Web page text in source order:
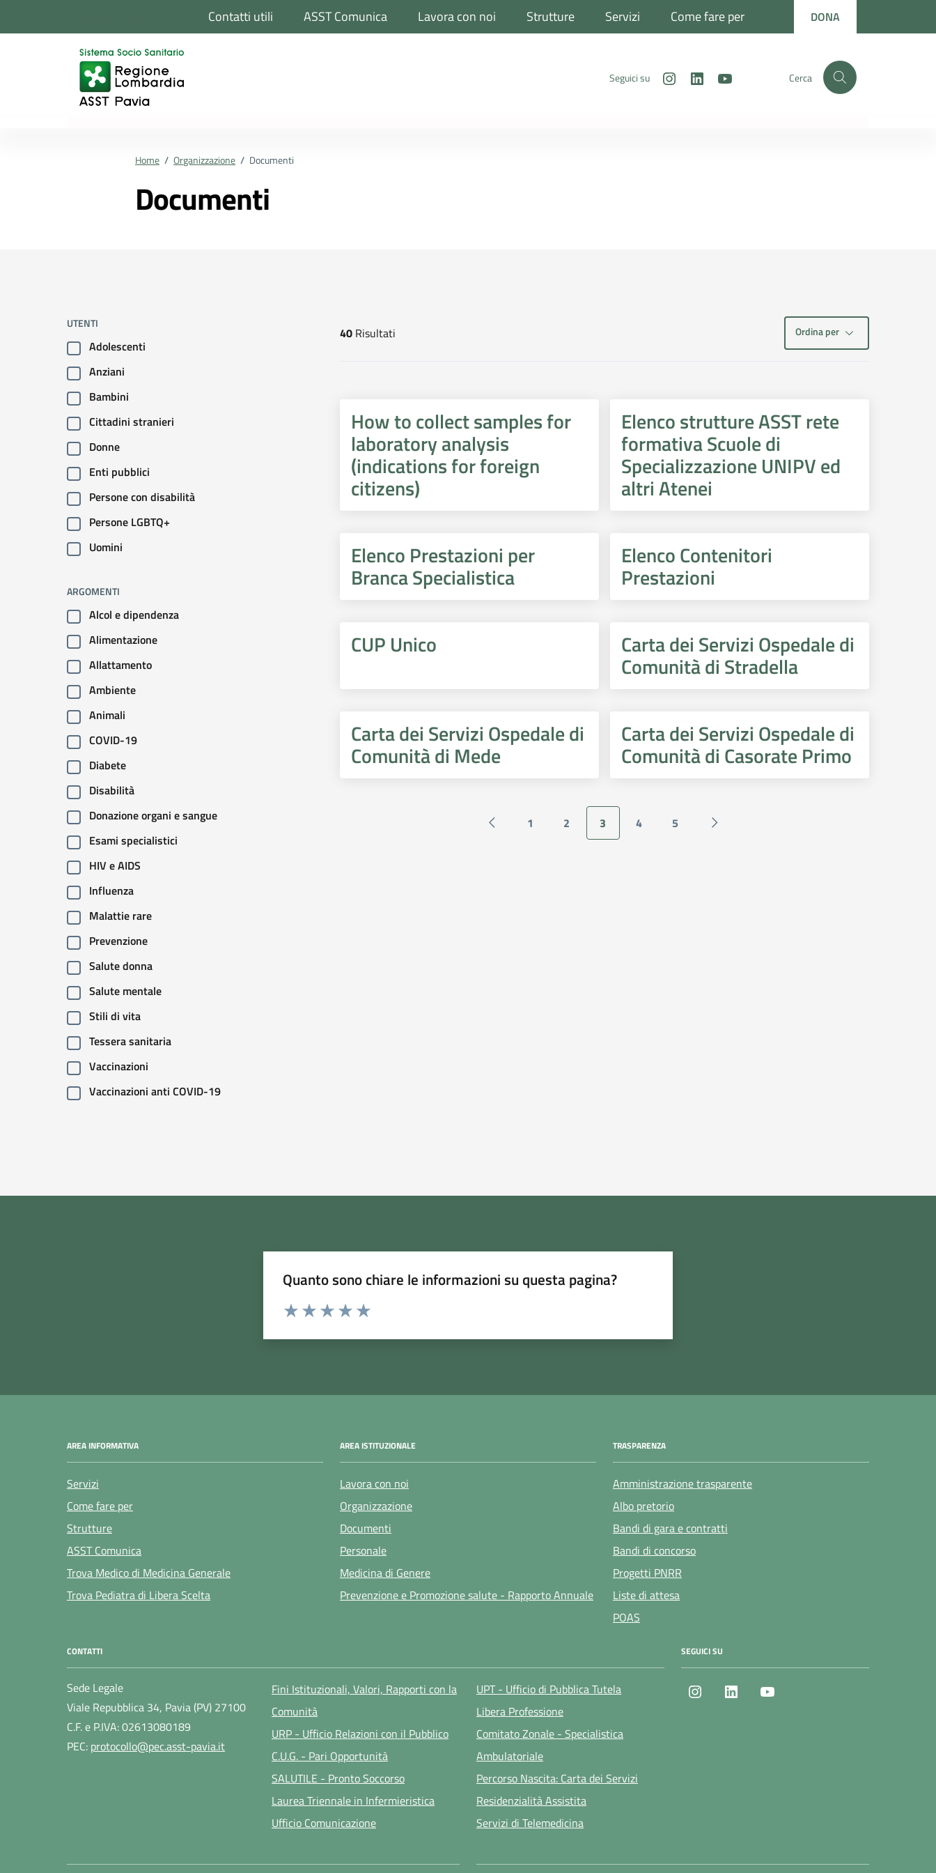
Contatti utili ASST Comunica Lavora con noi Strutture Servizi Come fare per DONA
Seguici su Instagram
LinkedIn Cerca
Home / Organizzazione / Documenti
Documenti
filtri da applicare
UTENTI
Adolescenti
Anziani
Bambini
Cittadini stranieri
Donne
Enti pubblici
Persone con disabilità
Persone LGBTQ+
Uomini
ARGOMENTI
Alcol e dipendenza
Alimentazione
Allattamento
Ambiente
Animali
COVID-19
Diabete
Disabilità
Donazione organi e sangue
Esami specialistici
HIV e AIDS
Influenza
Malattie rare
Prevenzione
Salute donna
Salute mentale
Stili di vita
Tessera sanitaria
Vaccinazioni
Vaccinazioni anti COVID-19
risultati di ricerca
40 Risultati Ordina per
How to collect samples for
laboratory analysis
(indications for foreign
citizens)
Elenco strutture ASST rete
formativa Scuole di
Specializzazione UNIPV ed
altri Atenei
Elenco Prestazioni per
Branca Specialistica
Elenco Contenitori
Prestazioni
CUP Unico Carta dei Servizi Ospedale di
Comunità di Stradella
Carta dei Servizi Ospedale di
Comunità di Mede
Carta dei Servizi Ospedale di
Comunità di Casorate Primo
1 2 3 4 5
Quanto sono chiare le informazioni su questa pagina?
Rating:
AREA INFORMATIVA
Servizi
Come fare per
Strutture
ASST Comunica
Trova Medico di Medicina Generale
Trova Pediatra di Libera Scelta
AREA ISTITUZIONALE
Lavora con noi
Organizzazione
Documenti
Personale
Medicina di Genere
Prevenzione e Promozione salute - Rapporto Annuale
TRASPARENZA
Amministrazione trasparente
Albo pretorio
Bandi di gara e contratti
Bandi di concorso
Progetti PNRR
Liste di attesa
POAS
CONTATTI
Sede Legale
Viale Repubblica 34, Pavia (PV) 27100
C.F. e P.IVA: 02613080189
PEC: protocollo@pec.asst-pavia.it
Fini Istituzionali, Valori, Rapporti con la
Comunità
URP - Ufficio Relazioni con il Pubblico
C.U.G. - Pari Opportunità
SALUTILE - Pronto Soccorso
Laurea Triennale in Infermieristica
Ufficio Comunicazione
UPT - Ufficio di Pubblica Tutela
Libera Professione
Comitato Zonale - Specialistica
Ambulatoriale
Percorso Nascita: Carta dei Servizi
Residenzialità Assistita
Servizi di Telemedicina
SEGUICI SU
Instagram LinkedIn